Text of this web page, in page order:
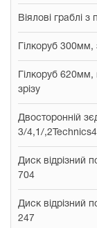
Віялові граблі
Гілкоруб
Гілкоруб 620мм,
зрізу
Двосторонній
3/4,1/
Диск відрізний
704
Диск відрізний
247